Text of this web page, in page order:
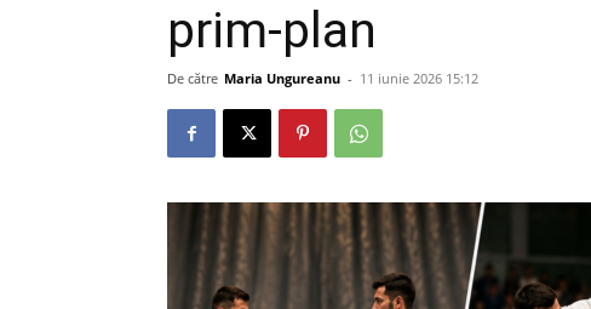
prim-plan
De către Maria Ungureanu - 11 iunie 2026 15:12